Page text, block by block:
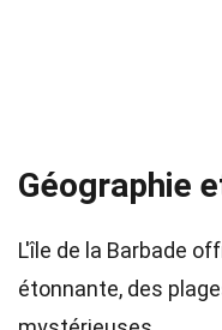
Géographie
L'île de la Barbade
étonnante, des